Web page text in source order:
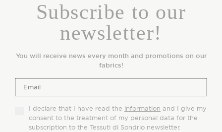
Subscribe to our
newsletter!
You will receive news every month and promotions on our
fabrics!
I declare that I have read the information and I give my
consent to the treatment of my personal data for the
subscription to the Tessuti di Sondrio newsletter.